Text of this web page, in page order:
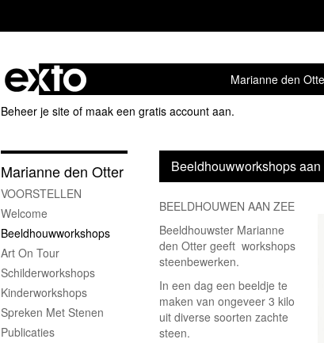
Marianne den
Beheer je site of maak een gratis account aan.
Beeldhouwworkshops
BEELDHOUWEN AAN ZEE
Beeldhouwster Marianne
den Otter geeft workshops
steenbewerken.
In een dag een beeldje te
maken van ongeveer 3 kilo
uit diverse soorten zachte
steen.
Marianne den Otter
VOORSTELLEN
Welcome
Beeldhouwworkshops
Art On Tour
Schilderworkshops
Kinderworkshops
Spreken Met Stenen
Publicaties